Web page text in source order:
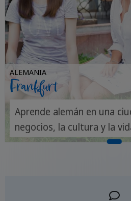
ALEMANIA
Frankfurt
Aprende alemán en una
negocios, la cultura y la
hablan un idioma vibrante.